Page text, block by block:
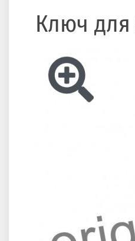
Ключ для